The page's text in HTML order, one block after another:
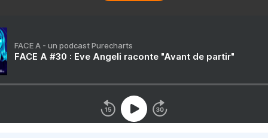
FACE A - un podcast Purecharts
FACE A #30 : Eve Angeli raconte "Avant de partir"